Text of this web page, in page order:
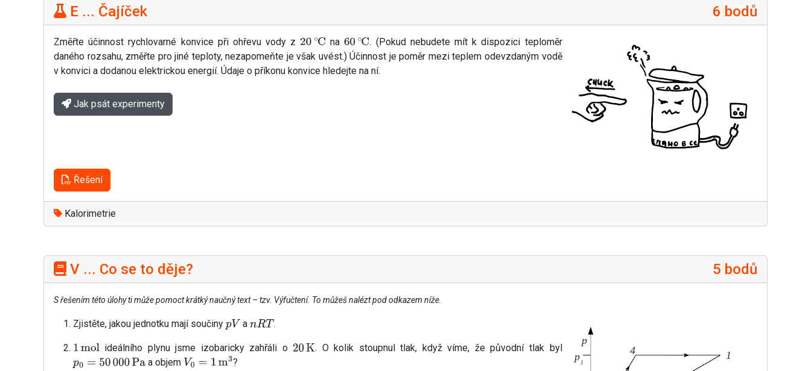
E ... Čajíček 6 bodů
Změřte účinnost rychlovarné konvice při ohřevu vody z 20∘C na60∘C . (Pokud nebudete mít k dispozici teploměr
daného rozsahu, změřte pro jiné teploty, nezapomeňte je však uvést.) Účinnost je poměr mezi teplem odevzdaným vodě
v konvici a dodanou elektrickou energií. Údaje o příkonu konvice hledejte na ní.
Jak psát experimenty
Řešení
Kalorimetrie
V ... Co se to děje? 5 bodů
S řešením této úlohy ti může pomoct krátký naučný text – tzv. Výfučtení. To můžeš nalézt pod odkazem níže.
Zjistěte, jakou jednotku mají součiny pV anRT .
1 mol ideálního plynu jsme izobaricky zahřáli o 20K . O kolik stoupnul tlak, když víme, že původní tlak byl
p0 =50000Pa a objem V0 =1m3 ?